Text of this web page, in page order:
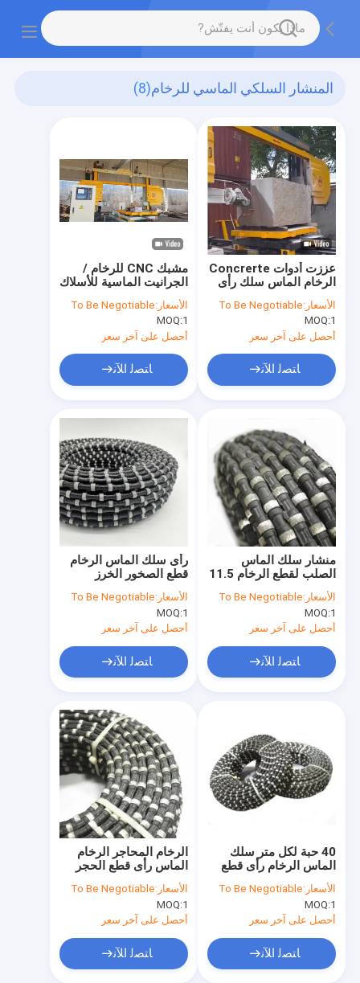
المنشار السلكي الماسي للرخام(8)
مشبك CNC للرخام /
الجرانيت الماسية للأسلاك
لتحديد الملفات
الأسعار:To Be Negotiable
MOQ:1
أحصل على آخر سعر
ﺎﺘﺼﻟ ﺍﻶﻧ
عززت أدوات Concrerte
الرخام الماس سلك رأى
قطع الحجر 11.5mm
الأسعار:To Be Negotiable
MOQ:1
أحصل على آخر سعر
ﺎﺘﺼﻟ ﺍﻶﻧ
رأى سلك الماس الرخام
قطع الصخور الخرز
متكلس المطاط
الأسعار:To Be Negotiable
MOQ:1
أحصل على آخر سعر
ﺎﺘﺼﻟ ﺍﻶﻧ
منشار سلك الماس
الصلب لقطع الرخام 11.5
مم 20-30 م / ثانية
الأسعار:To Be Negotiable
MOQ:1
أحصل على آخر سعر
ﺎﺘﺼﻟ ﺍﻶﻧ
الرخام المحاجر الرخام
الماس رأى قطع الحجر
11.5mm الحجر الرملي
الأسعار:To Be Negotiable
MOQ:1
أحصل على آخر سعر
ﺎﺘﺼﻟ ﺍﻶﻧ
40 حبة لكل متر سلك
الماس الرخام رأى قطع
الخرسانة المطاطية
الأسعار:To Be Negotiable
MOQ:1
أحصل على آخر سعر
ﺎﺘﺼﻟ ﺍﻶﻧ